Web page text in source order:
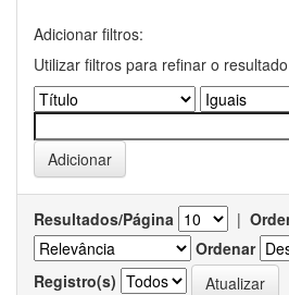
Adicionar filtros:
Utilizar filtros para refinar o
Resultados/Página |
Ordenar
Registro(s)